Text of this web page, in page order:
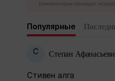
Комментарии проходят
Популярные
С Степан
Стивен алга